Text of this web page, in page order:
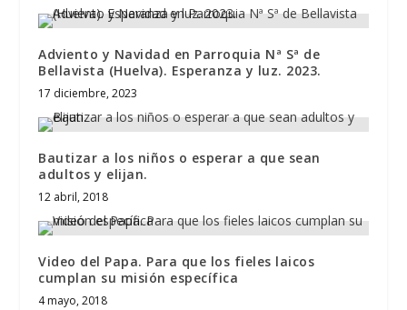
Adviento y Navidad en Parroquia Nª Sª de
Bellavista (Huelva). Esperanza y luz. 2023.
17 diciembre, 2023
Bautizar a los niños o esperar a que sean
adultos y elijan.
12 abril, 2018
Video del Papa. Para que los fieles laicos
cumplan su misión específica
4 mayo, 2018